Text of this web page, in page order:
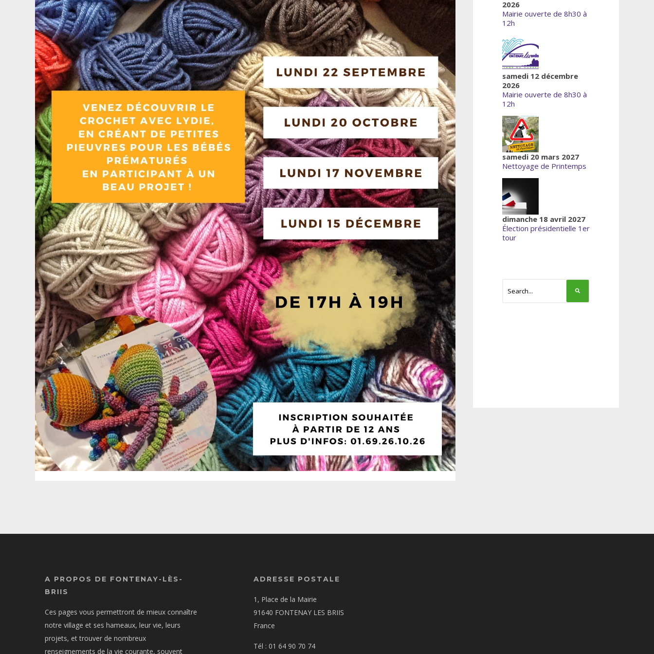
2026
Mairie ouverte de 8h30 à
12h
samedi 12 décembre
2026
Mairie ouverte de 8h30 à
12h
samedi 20 mars 2027
Nettoyage de Printemps
dimanche 18 avril 2027
Élection présidentielle 1er
tour
A PROPOS DE FONTENAY-LÈS-
BRIIS
Ces pages vous permettront de mieux connaître
notre village et ses hameaux, leur vie, leurs
projets, et trouver de nombreux
renseignements de la vie courante, souvent
ADRESSE POSTALE
1, Place de la Mairie
91640 FONTENAY LES BRIIS
France
Tél : 01 64 90 70 74